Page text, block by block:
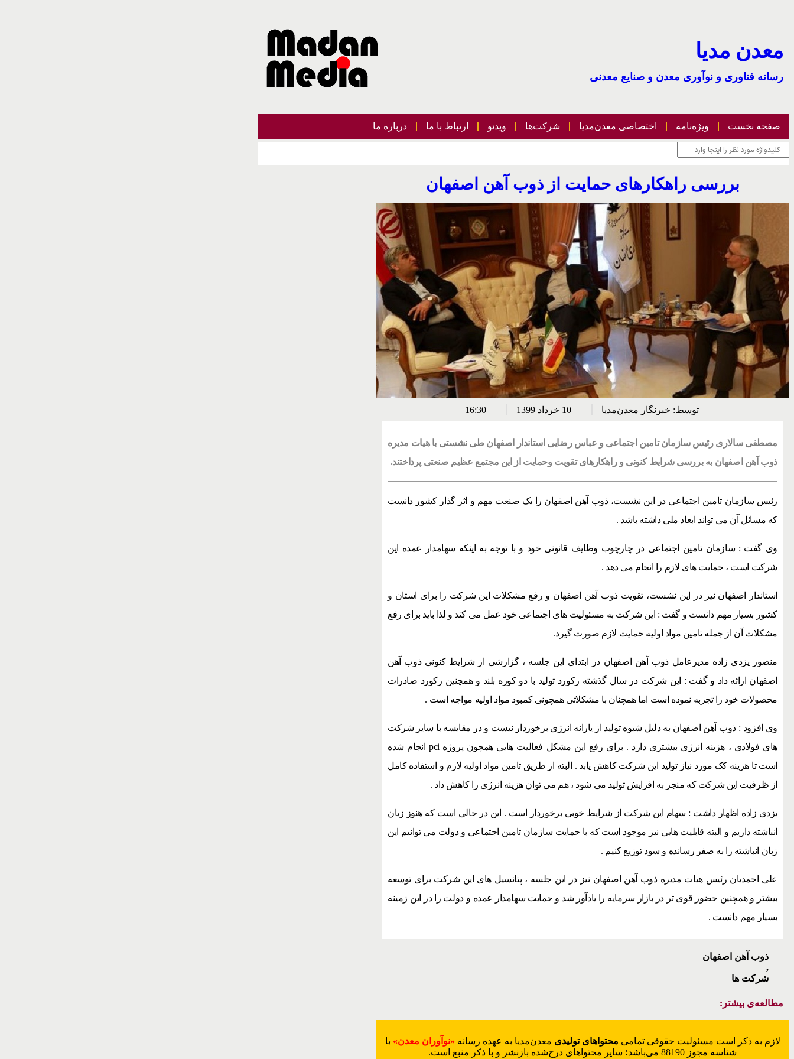
معدن مدیا
رسانه فناوری و نوآوری معدن و صنایع معدنی
صفحه نخست ویژه‌نامه اختصاصی معدن‌مدیا شرکت‌ها ویدئو ارتباط با ما درباره ما
بررسی راهکارهای حمایت از ذوب آهن اصفهان
توسط: خبرنگار معدن‌مدیا 10 خرداد 1399 16:30
مصطفی سالاری رئیس سازمان تامین اجتماعی و عباس رضایی استاندار اصفهان طی نشستی با هیات مدیره
ذوب آهن اصفهان به بررسی شرایط کنونی و راهکارهای تقویت وحمایت از این مجتمع عظیم صنعتی پرداختند.
رئیس سازمان تامین اجتماعی در این نشست، ذوب آهن اصفهان را یک صنعت مهم و اثر گذار کشور دانست
که مسائل آن می تواند ابعاد ملی داشته باشد .
وی گفت : سازمان تامین اجتماعی در چارچوب وظایف قانونی خود و با توجه به اینکه سهامدار عمده این
شرکت است ، حمایت های لازم را انجام می دهد .
استاندار اصفهان نیز در این نشست، تقویت ذوب آهن اصفهان و رفع مشکلات این شرکت را برای استان و
کشور بسیار مهم دانست و گفت : این شرکت به مسئولیت های اجتماعی خود عمل می کند و لذا باید برای رفع
مشکلات آن از جمله تامین مواد اولیه حمایت لازم صورت گیرد.
منصور یزدی زاده مدیرعامل ذوب آهن اصفهان در ابتدای این جلسه ، گزارشی از شرایط کنونی ذوب آهن
اصفهان ارائه داد و گفت : این شرکت در سال گذشته رکورد تولید با دو کوره بلند و همچنین رکورد صادرات
محصولات خود را تجربه نموده است اما همچنان با مشکلاتی همچونی کمبود مواد اولیه مواجه است .
وی افزود : ذوب آهن اصفهان به دلیل شیوه تولید از یارانه انرژی برخوردار نیست و در مقایسه با سایر شرکت
های فولادی ، هزینه انرژی بیشتری دارد . برای رفع این مشکل فعالیت هایی همچون پروژه pci انجام شده
است تا هزینه کک مورد نیاز تولید این شرکت کاهش یابد . البته از طریق تامین مواد اولیه لازم و استفاده کامل
از ظرفیت این شرکت که منجر به افزایش تولید می شود ، هم می توان هزینه انرژی را کاهش داد .
یزدی زاده اظهار داشت : سهام این شرکت از شرایط خوبی برخوردار است . این در حالی است که هنوز زیان
انباشته داریم و البته قابلیت هایی نیز موجود است که با حمایت سازمان تامین اجتماعی و دولت می توانیم این
زیان انباشته را به صفر رسانده و سود توزیع کنیم .
علی احمدیان رئیس هیات مدیره ذوب آهن اصفهان نیز در این جلسه ، پتانسیل های این شرکت برای توسعه
بیشتر و همچنین حضور قوی تر در بازار سرمایه را یادآور شد و حمایت سهامدار عمده و دولت را در این زمینه
بسیار مهم دانست .
ذوب آهن اصفهان
,
شرکت ها
مطالعه‌ی بیشتر:
لازم به ذکر است مسئولیت حقوقی تمامی محتواهای تولیدی معدن‌مدیا به عهده رسانه «نوآوران معدن» با
شناسه مجوز 88190 می‌باشد؛ سایر محتواهای درج‌شده بازنشر و با ذکر منبع است.